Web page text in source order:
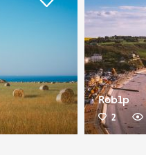
Liker
Rob1p
2